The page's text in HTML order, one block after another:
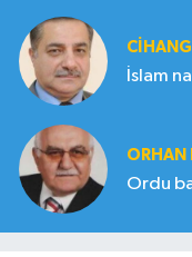
İslam
ORHAN
Ordu